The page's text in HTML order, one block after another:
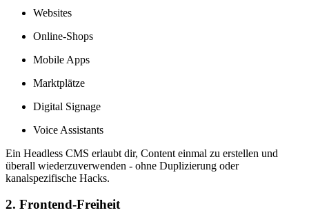
Websites
Online-Shops
Mobile Apps
Marktplätze
Digital Signage
Voice Assistants
Ein Headless CMS erlaubt dir, Content einmal zu erstellen und
überall wiederzuverwenden - ohne Duplizierung oder
kanalspezifische Hacks.
2. Frontend-Freiheit